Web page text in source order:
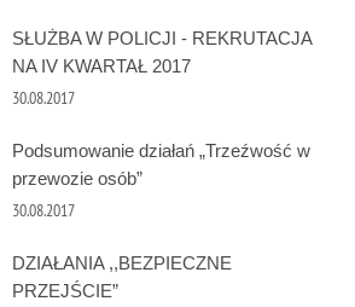
SŁUŻBA W POLICJI - REKRUTACJA
NA IV KWARTAŁ 2017
30.08.2017
Podsumowanie działań „Trzeźwość w
przewozie osób”
30.08.2017
DZIAŁANIA ,,BEZPIECZNE
PRZEJŚCIE”